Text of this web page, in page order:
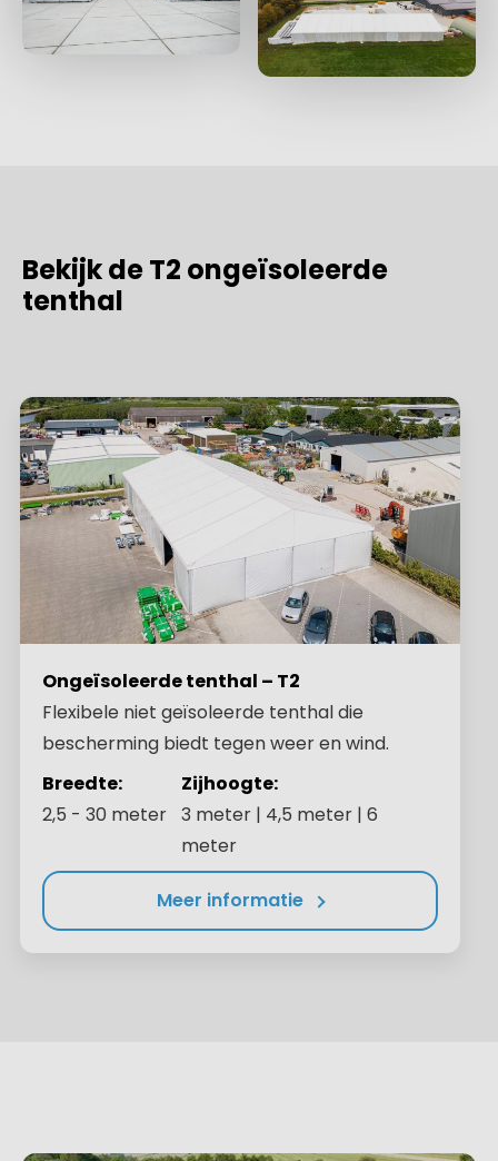
Bekijk de T2 ongeïsoleerde
tenthal
Ongeïsoleerde tenthal – T2
Flexibele niet geïsoleerde tenthal die
bescherming biedt tegen weer en wind.
Breedte:
2,5 - 30 meter
Zijhoogte:
3 meter | 4,5 meter | 6
meter
Meer informatie